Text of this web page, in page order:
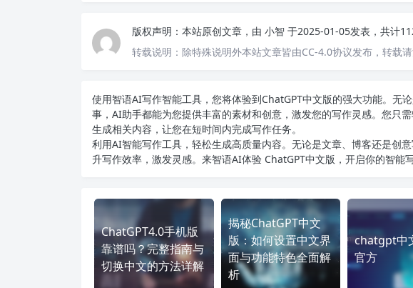
版权声明： 本站原创文章，由 小智 于2025-01-05发表，共计
转载说明： 除特殊说明外本站文章皆由CC-4.0协议发布，转载请
使用智语AI写作智能工具，您将体验到ChatGPT中文版的强大功能。无
事，AI助手都能为您提供丰富的素材和创意，激发您的写作灵感。您只
生成相关内容，让您在短时间内完成写作任务。
利用AI智能写作工具，轻松生成高质量内容。无论是文章、博客还是创
升写作效率，激发灵感。来智语AI体验 ChatGPT中文版 ，开启你的智能
ChatGPT4.0手机版
靠谱吗？完整指南与
切换中文的方法详解
揭秘ChatGPT中文
版：如何设置中文界
面与功能特色全面解
析
chatgpt中
官方